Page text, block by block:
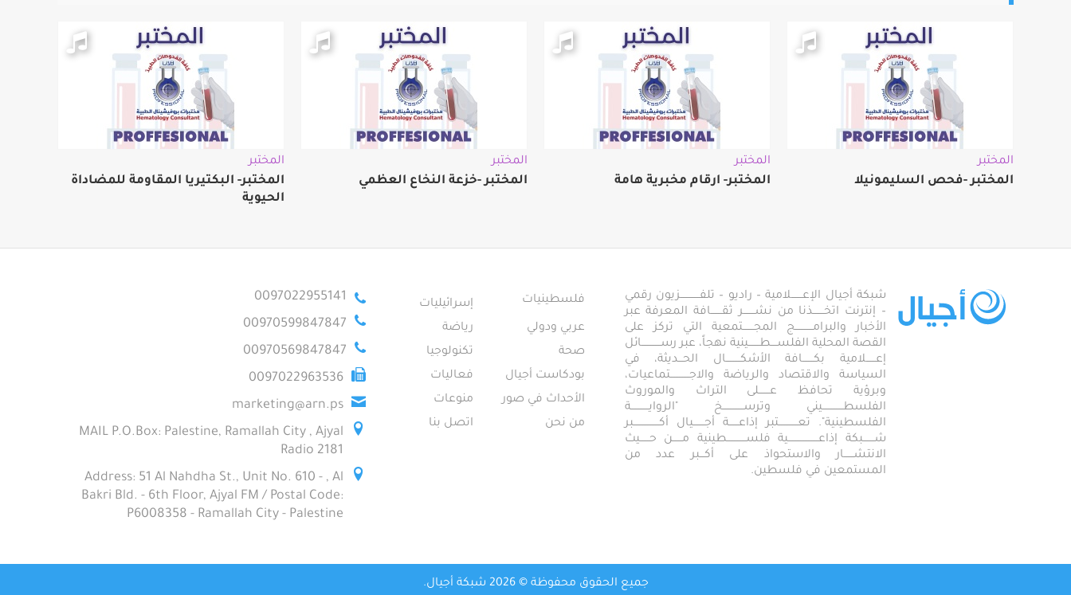
المختبر
المختبر -فحص السليمونيلا
المختبر
المختبر- ارقام مخبرية هامة
المختبر
المختبر -خزعة النخاع العظمي
المختبر
المختبر- البكتيريا المقاومة للمضاداة
الحيوية
شبكة أجيال الإعـــــــلامية – راديو – تلفــــــــــــزيون رقمي
– إنترنت اتخـــــــذنا من نشـــــــر ثقـــــــافة المعرفة عبر
الأخبار والبرامـــــــــــج المجـــــــتمعية التي تركز على
القصة المحلية الفلســــطـــــــينية نهجاً، عبر رســــــــــــائل
إعــــــلامية بكـــــــافة الأشكـــــــــال الحـــديثة، في
السياسة والاقتصاد والرياضة والاجــــــــــــتماعيات،
وبرؤية تحافظ عـــــــلى التراث والموروث
الفلسطـــــــــــــيني وترســـــــــــــخ "الروايـــــــــــة
الفلسطينية". تعــــــــــــتبر إذاعــــــة أجـــــــيال أكــــــــــــــــبر
شـــــــبكة إذاعـــــــــــــــــــية فلســــــــــــطينية مــــــن حــــــيث
الانتشــــــار والاستحواذ على أكـــبر عدد من
المستمعين في فلسطين.
فلسطينيات
إسرائيليات
عربي ودولي
رياضة
صحة
تكنولوجيا
بودكاست أجيال
فعاليات
الأحداث في صور
منوعات
من نحن
اتصل بنا
0097022955141
00970599847847
00970569847847
0097022963536
marketing@arn.ps
MAIL P.O.Box: Palestine, Ramallah City , Ajyal
Radio 2181
Address: 51 Al Nahdha St., Unit No. 610 - , Al
Bakri Bld. - 6th Floor, Ajyal FM / Postal Code:
P6008358 - Ramallah City - Palestine
جميع الحقوق محفوظة © 2026 شبكة أجيال.